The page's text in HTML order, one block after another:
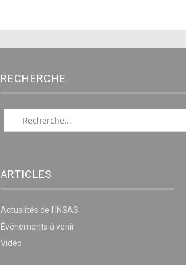
RECHERCHE
ARTICLES
Actualités de l’INSAS
Événements à venir
Vidéo